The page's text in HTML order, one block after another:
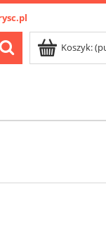
Koszyk: